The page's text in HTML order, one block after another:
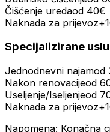
Čišćenje uredaod 40€
Naknada za prijevoz+
Specijalizirane
Jednodnevni najamod
Nakon renovacijeod
Useljenje/Iseljenjeod
Naknada za prijevoz+
Napomena: Konačna